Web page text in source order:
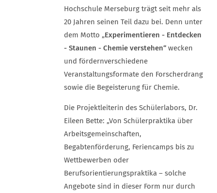
Hochschule Merseburg trägt seit mehr als
20 Jahren seinen Teil dazu bei. Denn unter
dem Motto „Experimentieren - Entdecken
- Staunen - Chemie verstehen“ wecken
und fördernverschiedene
Veranstaltungsformate den Forscherdrang
sowie die Begeisterung für Chemie.
Die Projektleiterin des Schülerlabors, Dr.
Eileen Bette: „Von Schülerpraktika über
Arbeitsgemeinschaften,
Begabtenförderung, Feriencamps bis zu
Wettbewerben oder
Berufsorientierungspraktika – solche
Angebote sind in dieser Form nur durch